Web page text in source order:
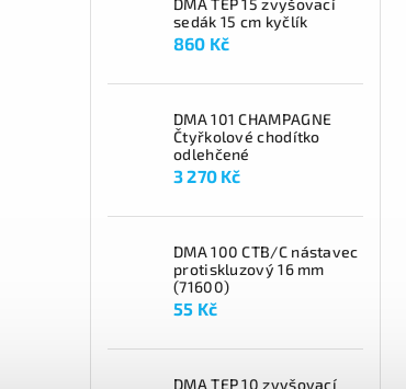
DMA TEP 15 zvyšovací
sedák 15 cm kyčlík
860 Kč
DMA 101 CHAMPAGNE
Čtyřkolové chodítko
odlehčené
3 270 Kč
DMA 100 CTB/C nástavec
protiskluzový 16 mm
(71600)
55 Kč
DMA TEP 10 zvyšovací